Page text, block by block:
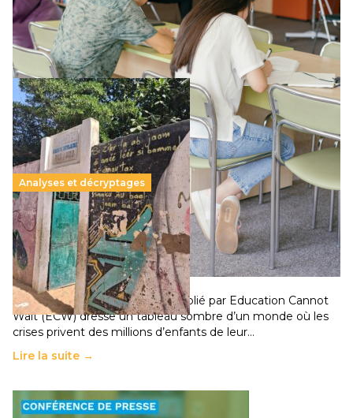
supérieur privé met en lumière l’amplification d’un système
qui relègue l’acte pédagogique au superfétatoire, voire à…
Lire la suite →
Analyses et décryptages
258 millions d’enfants victimes de la guerre, des
chocs climatiques et des déplacements de
population
11 juillet 2026- National
Un nouveau rapport mondial publié par Education Cannot
Wait (ECW) dresse un tableau sombre d’un monde où les
crises privent des millions d’enfants de leur…
Lire la suite →